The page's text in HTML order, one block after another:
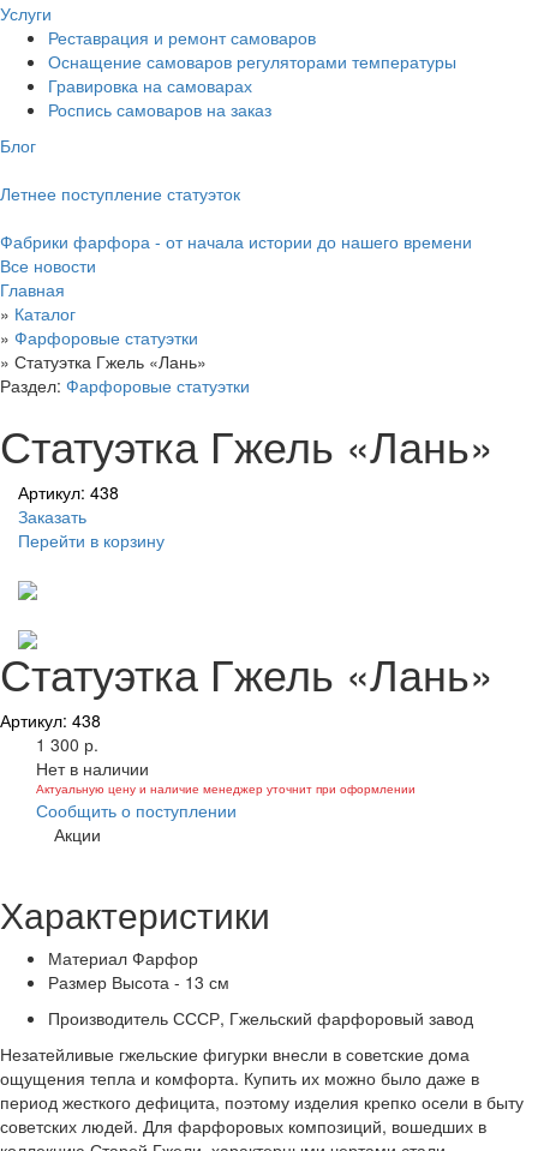
Услуги
Реставрация и ремонт самоваров
Оснащение самоваров регуляторами температуры
Гравировка на самоварах
Роспись самоваров на заказ
Блог
Летнее поступление статуэток
Фабрики фарфора - от начала истории до нашего времени
Все новости
Главная
» Каталог
» Фарфоровые статуэтки
» Статуэтка Гжель «Лань»
Раздел: Фарфоровые статуэтки
Статуэтка Гжель «Лань»
Артикул: 438
Заказать
Перейти в корзину
Статуэтка Гжель «Лань»
Артикул: 438
1 300 р.
Нет в наличии
Актуальную цену и наличие менеджер уточнит при оформлении
Сообщить о поступлении
Акции
Характеристики
Материал Фарфор
Размер Высота - 13 см
Производитель СССР, Гжельский фарфоровый завод
Незатейливые гжельские фигурки внесли в советские дома
ощущения тепла и комфорта. Купить их можно было даже в
период жесткого дефицита, поэтому изделия крепко осели в быту
советских людей. Для фарфоровых композиций, вошедших в